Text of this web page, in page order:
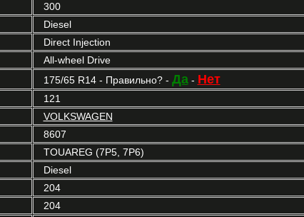
300
Diesel
Direct Injection
All-wheel Drive
175/65 R14 - Правильно? - Да- Нет
121
VOLKSWAGEN
8607
TOUAREG (7P5, 7P6)
Diesel
204
204